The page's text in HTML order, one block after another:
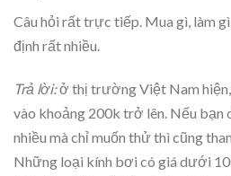
Câu hỏi rất trực tiếp. Mua gì, làm
định rất nhiều.
Trả lời:ở thị trường Việt Nam
vào khoảng 200k trở lên. Nếu bạn
nhiều mà chỉ muốn thử thì cũng
Những loại kính bơi có giá dưới